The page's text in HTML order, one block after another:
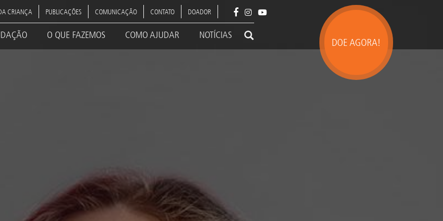
DOE AGORA!
CRIANÇA PUBLICAÇÕES COMUNICAÇÃO CONTATO DOADOR
O QUE FAZEMOS COMO AJUDAR NOTÍCIAS